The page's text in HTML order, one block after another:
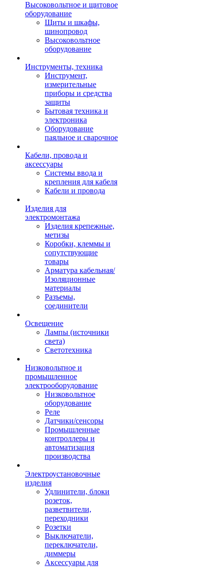
Высоковольтное и щитовое
оборудование
Щиты и шкафы,
шинопровод
Высоковольтное
оборудование
Инструменты, техника
Инструмент,
измерительные
приборы и средства
защиты
Бытовая техника и
электроника
Оборудование
паяльное и сварочное
Кабели, провода и
аксессуары
Системы ввода и
крепления для кабеля
Кабели и провода
Изделия для
электромонтажа
Изделия крепежные,
метизы
Коробки, клеммы и
сопутствующие
товары
Арматура кабельная/
Изоляционные
материалы
Разъемы,
соединители
Освещение
Лампы (источники
света)
Светотехника
Низковольтное и
промышленное
электрооборудование
Низковольтное
оборудование
Реле
Датчики/сенсоры
Промышленные
контроллеры и
автоматизация
производства
Электроустановочные
изделия
Удлинители, блоки
розеток,
разветвители,
переходники
Розетки
Выключатели,
переключатели,
диммеры
Аксессуары для